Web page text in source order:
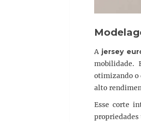
A jersey
mobilidade.
otimizando o
alto
Esse corte